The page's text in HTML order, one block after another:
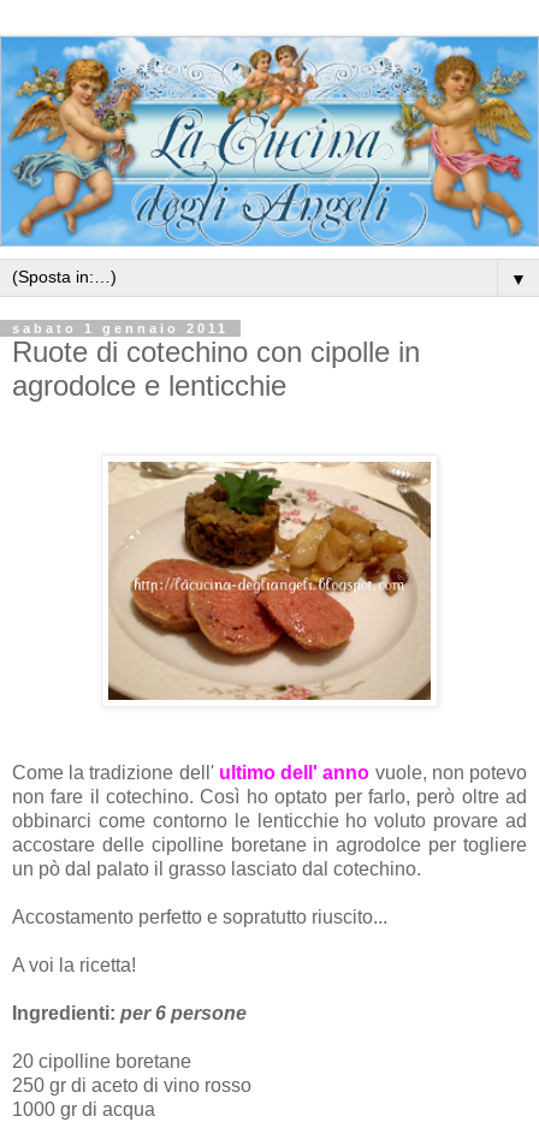
▼
sabato 1 gennaio 2011
Ruote di cotechino con cipolle in
agrodolce e lenticchie
Come la tradizione dell' ultimo dell' anno vuole, non potevo
non fare il cotechino. Così ho optato per farlo, però oltre ad
obbinarci come contorno le lenticchie ho voluto provare ad
accostare delle cipolline boretane in agrodolce per togliere
un pò dal palato il grasso lasciato dal cotechino.
Accostamento perfetto e sopratutto riuscito...
A voi la ricetta!
Ingredienti: per 6 persone
20 cipolline boretane
250 gr di aceto di vino rosso
1000 gr di acqua